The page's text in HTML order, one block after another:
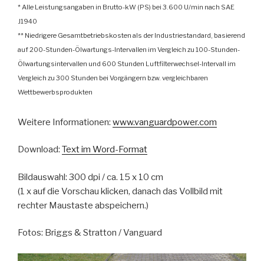
* Alle Leistungsangaben in Brutto-kW (PS) bei 3.600 U/min nach SAE
J1940
** Niedrigere Gesamtbetriebskosten als der Industriestandard, basierend
auf 200-Stunden-Ölwartungs-Intervallen im Vergleich zu 100-Stunden-
Ölwartungsintervallen und 600 Stunden Luftfilterwechsel-Intervall im
Vergleich zu 300 Stunden bei Vorgängern bzw. vergleichbaren
Wettbewerbsprodukten
Weitere Informationen: www.vanguardpower.com
Download: Text im Word-Format
Bildauswahl: 300 dpi / ca. 15 x 10 cm
(1 x auf die Vorschau klicken, danach das Vollbild mit
rechter Maustaste abspeichern.)
Fotos: Briggs & Stratton / Vanguard